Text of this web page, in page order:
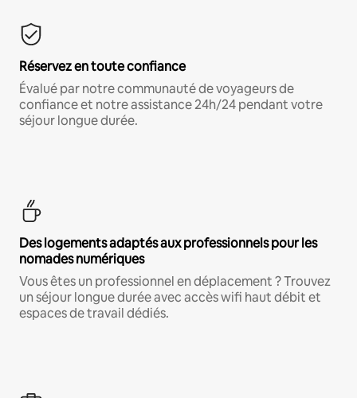
Réservez en toute confiance
Évalué par notre communauté de voyageurs de
confiance et notre assistance 24h/24 pendant votre
séjour longue durée.
Des logements adaptés aux professionnels pour les
nomades numériques
Vous êtes un professionnel en déplacement ? Trouvez
un séjour longue durée avec accès wifi haut débit et
espaces de travail dédiés.